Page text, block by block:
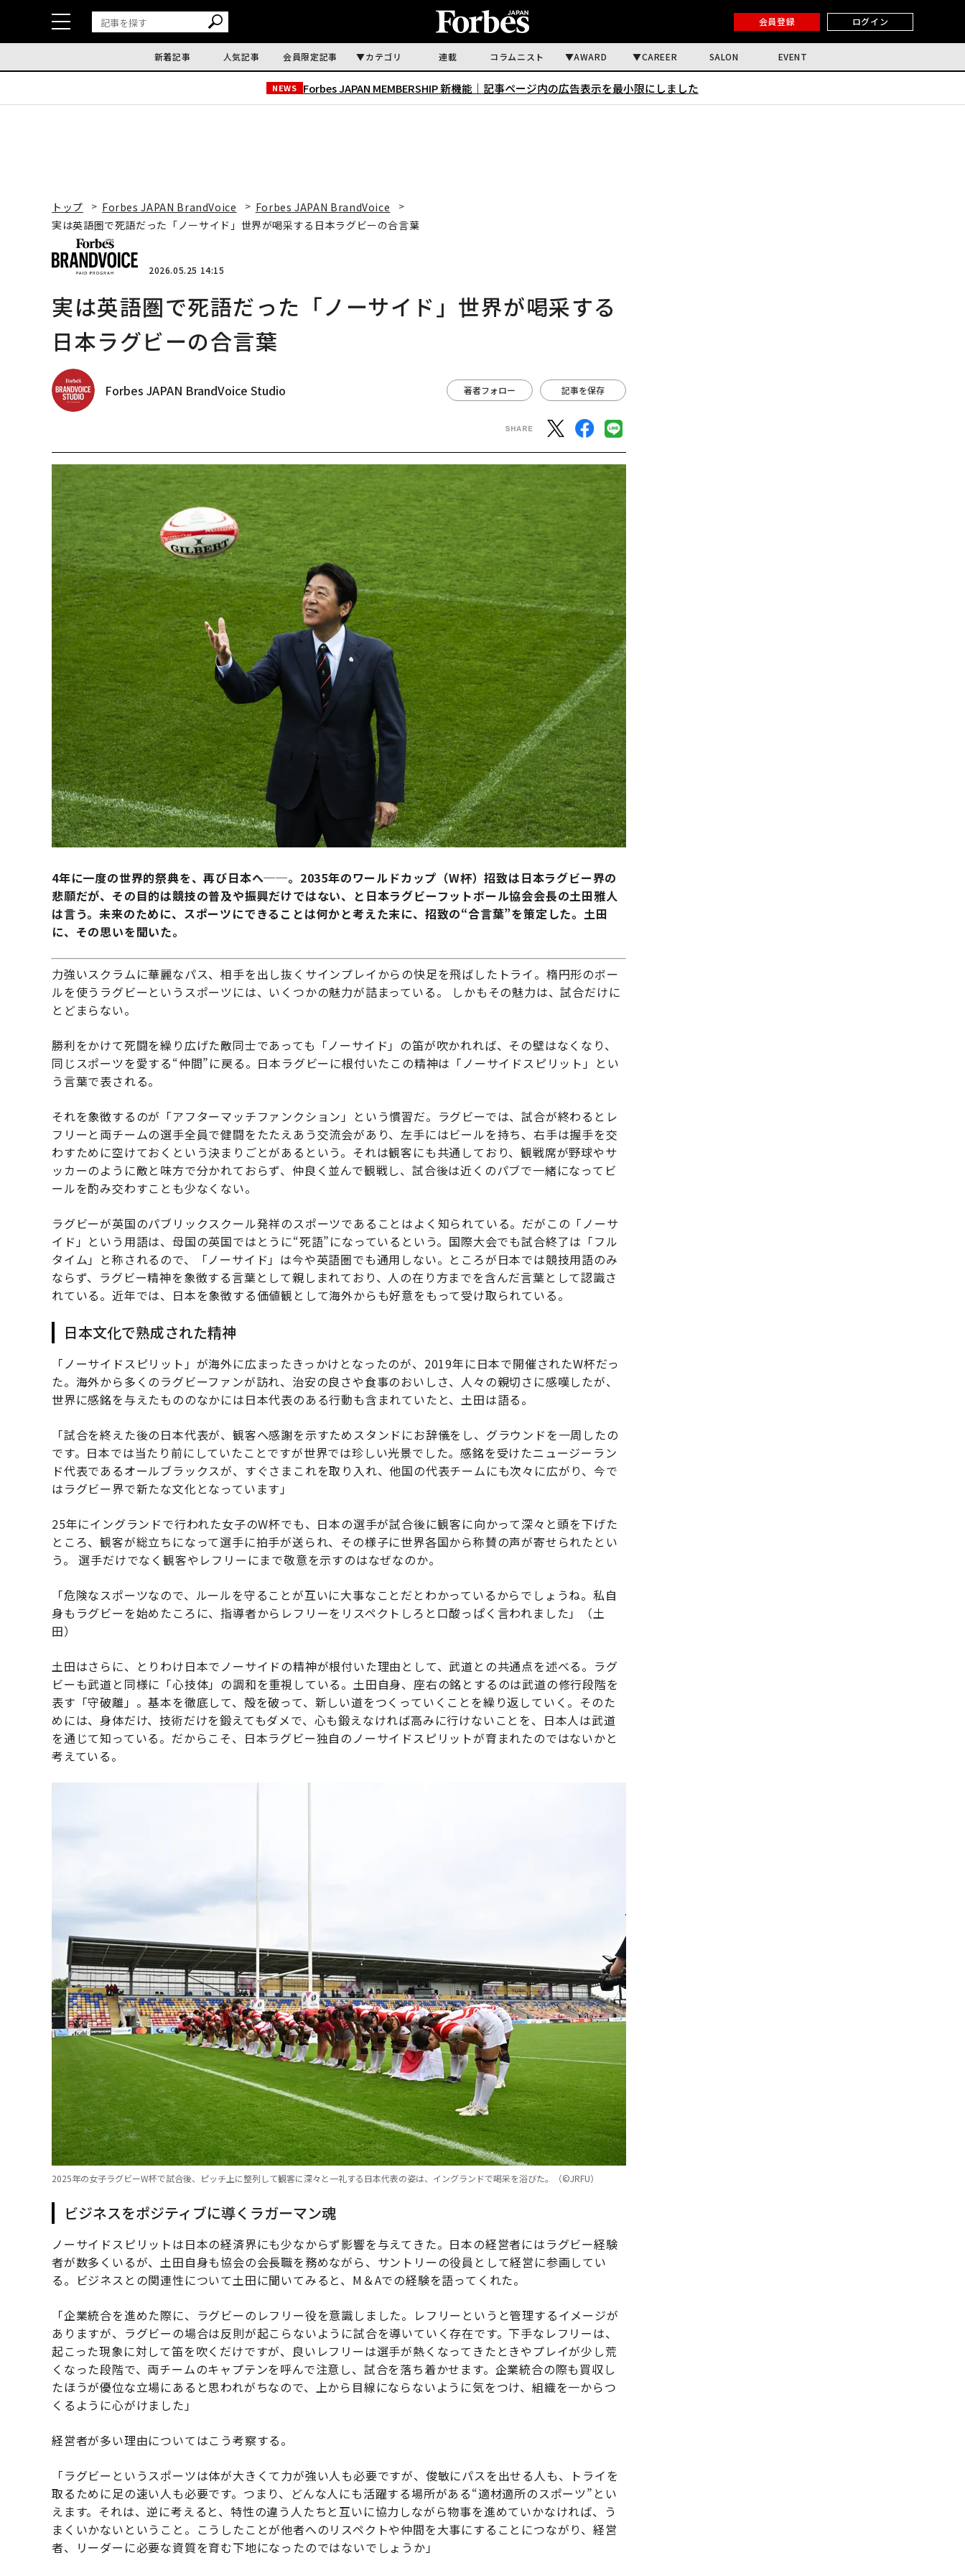
会員登録 ログイン
新着記事 人気記事 会員限定記事 カテゴリ 連載 コラムニスト AWARD CAREER SALON EVENT
NEWS Forbes JAPAN MEMBERSHIP 新機能｜ 記事ページ内の広告表示を最小限にしました
トップ Forbes JAPAN BrandVoice
Forbes JAPAN BrandVoice
実は英語圏で死語だった「ノーサイド」世界が喝采する日本ラグビーの合言葉
2026.05.25 14:15
実は英語圏で死語だった「ノーサイド」世界が喝采する
日本ラグビーの合言葉
Forbes JAPAN BrandVoice Studio 著者フォロー 記事を保存
4年に一度の世界的祭典を、再び日本へ──。2035年のワールドカップ（W杯）招致は日本ラグビー界の
悲願だが、その目的は競技の普及や振興だけではない、と日本ラグビーフットボール協会会長の土田雅人
は言う。未来のために、スポーツにできることは何かと考えた末に、招致の“合言葉”を策定した。土田
に、その思いを聞いた。
力強いスクラムに華麗なパス、相手を出し抜くサインプレイからの快足を飛ばしたトライ。楕円形のボー
ルを使うラグビーというスポーツには、いくつかの魅力が詰まっている。 しかもその魅力は、試合だけに
とどまらない。
勝利をかけて死闘を繰り広げた敵同士であっても「ノーサイド」の笛が吹かれれば、その壁はなくなり、
同じスポーツを愛する“仲間”に戻る。日本ラグビーに根付いたこの精神は「ノーサイドスピリット」とい
う言葉で表される。
それを象徴するのが「アフターマッチファンクション」という慣習だ。ラグビーでは、試合が終わるとレ
フリーと両チームの選手全員で健闘をたたえあう交流会があり、左手にはビールを持ち、右手は握手を交
わすために空けておくという決まりごとがあるという。それは観客にも共通しており、観戦席が野球やサ
ッカーのように敵と味方で分かれておらず、仲良く並んで観戦し、試合後は近くのパブで一緒になってビ
ールを酌み交わすことも少なくない。
ラグビーが英国のパブリックスクール発祥のスポーツであることはよく知られている。だがこの「ノーサ
イド」という用語は、母国の英国ではとうに“死語”になっているという。国際大会でも試合終了は「フル
タイム」と称されるので、「ノーサイド」は今や英語圏でも通用しない。ところが日本では競技用語のみ
ならず、ラグビー精神を象徴する言葉として親しまれており、人の在り方までを含んだ言葉として認識さ
れている。近年では、日本を象徴する価値観として海外からも好意をもって受け取られている。
日本文化で熟成された精神
「ノーサイドスピリット」が海外に広まったきっかけとなったのが、2019年に日本で開催されたW杯だっ
た。海外から多くのラグビーファンが訪れ、治安の良さや食事のおいしさ、人々の親切さに感嘆したが、
世界に感銘を与えたもののなかには日本代表のある行動も含まれていたと、土田は語る。
「試合を終えた後の日本代表が、観客へ感謝を示すためスタンドにお辞儀をし、グラウンドを一周したの
です。日本では当たり前にしていたことですが世界では珍しい光景でした。感銘を受けたニュージーラン
ド代表であるオールブラックスが、すぐさまこれを取り入れ、他国の代表チームにも次々に広がり、今で
はラグビー界で新たな文化となっています」
25年にイングランドで行われた女子のW杯でも、日本の選手が試合後に観客に向かって深々と頭を下げた
ところ、観客が総立ちになって選手に拍手が送られ、その様子に世界各国から称賛の声が寄せられたとい
う。 選手だけでなく観客やレフリーにまで敬意を示すのはなぜなのか。
「危険なスポーツなので、ルールを守ることが互いに大事なことだとわかっているからでしょうね。私自
身もラグビーを始めたころに、指導者からレフリーをリスペクトしろと口酸っぱく言われました」（土
田）
土田はさらに、とりわけ日本でノーサイドの精神が根付いた理由として、武道との共通点を述べる。ラグ
ビーも武道と同様に「心技体」の調和を重視している。土田自身、座右の銘とするのは武道の修行段階を
表す「守破離」。基本を徹底して、殻を破って、新しい道をつくっていくことを繰り返していく。そのた
めには、身体だけ、技術だけを鍛えてもダメで、心も鍛えなければ高みに行けないことを、日本人は武道
を通じて知っている。だからこそ、日本ラグビー独自のノーサイドスピリットが育まれたのではないかと
考えている。
2025年の女子ラグビーW杯で試合後、ピッチ上に整列して観客に深々と一礼する日本代表の姿は、イングランドで喝采を浴びた。（©︎JRFU）
ビジネスをポジティブに導くラガーマン魂
ノーサイドスピリットは日本の経済界にも少なからず影響を与えてきた。日本の経営者にはラグビー経験
者が数多くいるが、土田自身も協会の会長職を務めながら、サントリーの役員として経営に参画してい
る。ビジネスとの関連性について土田に聞いてみると、M＆Aでの経験を語ってくれた。
「企業統合を進めた際に、ラグビーのレフリー役を意識しました。レフリーというと管理するイメージが
ありますが、ラグビーの場合は反則が起こらないように試合を導いていく存在です。下手なレフリーは、
起こった現象に対して笛を吹くだけですが、良いレフリーは選手が熱くなってきたときやプレイが少し荒
くなった段階で、両チームのキャプテンを呼んで注意し、試合を落ち着かせます。企業統合の際も買収し
たほうが優位な立場にあると思われがちなので、上から目線にならないように気をつけ、組織を一からつ
くるように心がけました」
経営者が多い理由についてはこう考察する。
「ラグビーというスポーツは体が大きくて力が強い人も必要ですが、俊敏にパスを出せる人も、トライを
取るために足の速い人も必要です。つまり、どんな人にも活躍する場所がある“適材適所のスポーツ”とい
えます。それは、逆に考えると、特性の違う人たちと互いに協力しながら物事を進めていかなければ、う
まくいかないということ。こうしたことが他者へのリスペクトや仲間を大事にすることにつながり、経営
者、リーダーに必要な資質を育む下地になったのではないでしょうか」